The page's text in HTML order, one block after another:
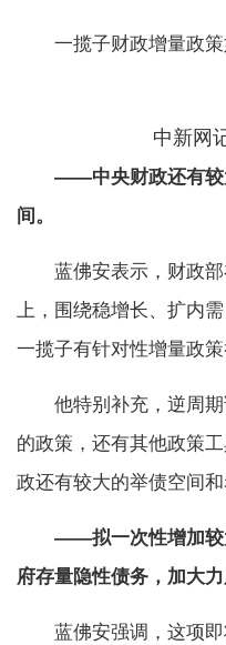
一揽子财政增量政策
中新网
——中央财政还有较
间。
蓝佛安表示，财政部
上，围绕稳增长、扩内
一揽子有针对性增量政策
他特别补充，逆周期
的政策，还有其他政策
政还有较大的举债空间和
——拟一次性增加较
府存量隐性债务，加大
蓝佛安强调，这项即